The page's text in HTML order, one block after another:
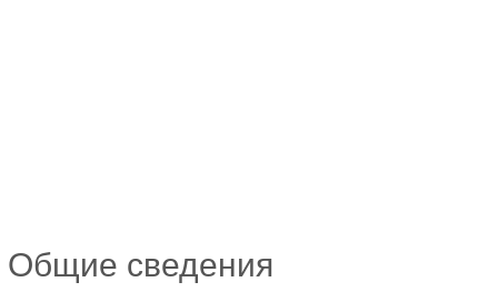
Общие сведения